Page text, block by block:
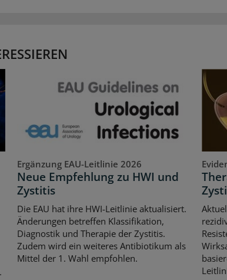
Ergänzung EAU-Leitlinie 2026
Neue Empfehlung zu HWI und
Zystitis
Die EAU hat ihre HWI-Leitlinie aktualisiert.
Änderungen betreffen Klassifikation,
Diagnostik und Therapie der Zystitis.
Zudem wird ein weiteres Antibiotikum als
Mittel der 1. Wahl empfohlen.